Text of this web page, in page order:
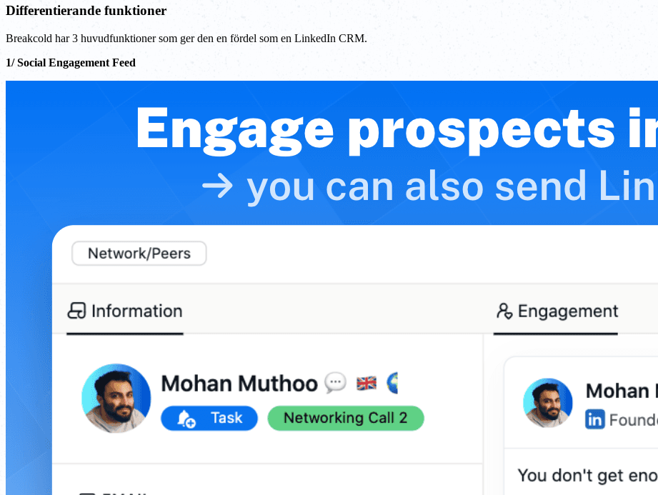
Differentierande funktioner
Breakcold har 3 huvudfunktioner som ger den en fördel som en LinkedIn CRM.
1/ Social Engagement Feed